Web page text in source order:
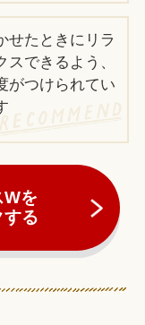
せたときにリラ
スできるよう、
がつけられてい
Wを
する